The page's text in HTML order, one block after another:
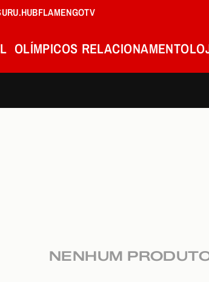
URU.HUBFLAMENGOTV
OLÍMPICOS RELACIONAMENTO
NENHUM